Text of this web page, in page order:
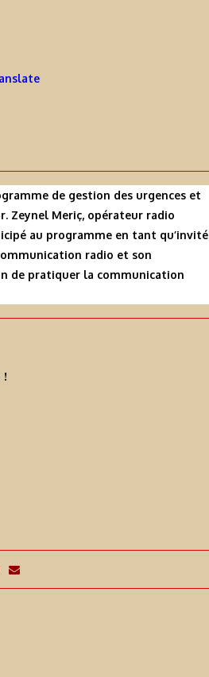
de gestion des urgences et
Zeynel Meriç, opérateur radio
au programme en tant
radio et son
de pratiquer la communication
!